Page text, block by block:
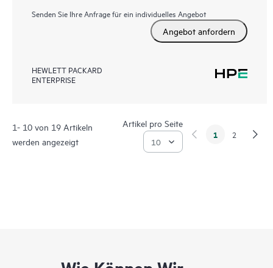
Senden Sie Ihre Anfrage für ein individuelles Angebot
Angebot anfordern
HEWLETT PACKARD
ENTERPRISE
1- 10 von 19 Artikeln
werden angezeigt
Artikel pro Seite
1 2